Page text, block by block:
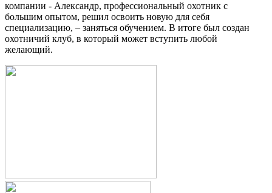
компании - Александр, профессиональный охотник с
большим опытом, решил освоить новую для себя
специализацию, – заняться обучением. В итоге был создан
охотничий клуб, в который может вступить любой
желающий.